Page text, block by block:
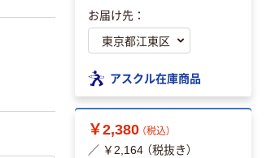
お届け先：
アスクル在庫商品
￥2,380 （税込）
／ ￥2,164 （税抜き）